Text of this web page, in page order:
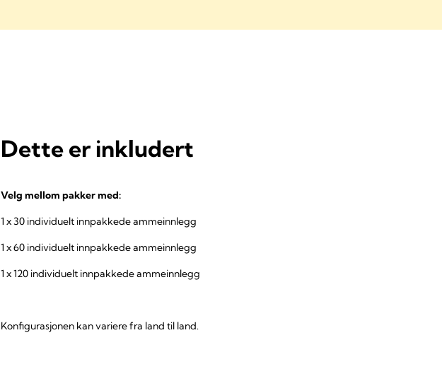
Dette er inkludert
Velg mellom pakker med:
1 x 30 individuelt innpakkede ammeinnlegg
1 x 60 individuelt innpakkede ammeinnlegg
1 x 120 individuelt innpakkede ammeinnlegg
Konfigurasjonen kan variere fra land til land.